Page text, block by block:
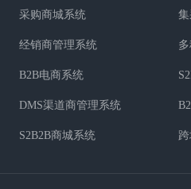
采购商城系统
经销商管理系统
B2B电商系统
DMS渠道商管理系统
S2B2B商城系统